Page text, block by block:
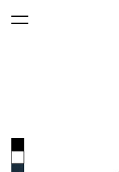
lisati ostukorvi.